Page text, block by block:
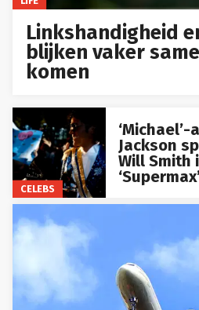
Linkshandigheid
blijken vaker
komen
CELEBS
Jackson
Will